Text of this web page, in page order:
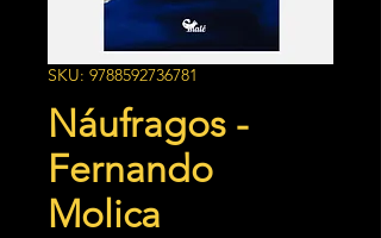
SKU: 9788592736781
Náufragos -
Fernando
Molica